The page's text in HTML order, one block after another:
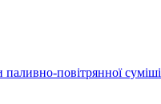
повітрянної суміші